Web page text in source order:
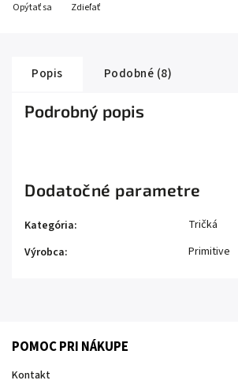
Opýtať sa Zdieľať
Popis Podobné (8)
Podrobný popis
Dodatočné parametre
Kategória:
Tričká
Výrobca: Primitive
POMOC PRI NÁKUPE
Kontakt